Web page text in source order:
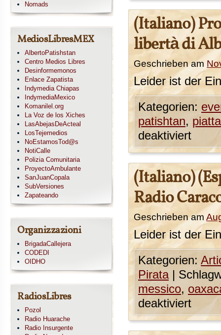
(Italiano)
libertà di
Geschrieben am
Leider ist der
Kategorien:
patishtan,
deaktiviert
(Italiano)
Radio
Geschrieben am
Leider ist der
Kategorien:
Pirata |
messico,
deaktiviert
Nomads
MediosLibresMEX
AlbertoPatishstan
Centro Medios Libres
Desinformemonos
Enlace Zapatista
Indymedia Chiapas
IndymediaMexico
Komanilel.org
La Voz de los Xiches
LasAbejasDeActeal
LosTejemedios
NoEstamosTod@s
NotiCalle
Polizia Comunitaria
ProyectoAmbulante
SanJuanCopala
SubVersiones
Zapateando
Organizzazioni
BrigadaCallejera
CODEDI
OIDHO
RadiosLibres
Pozol
Radio Huarache
Radio Insurgente